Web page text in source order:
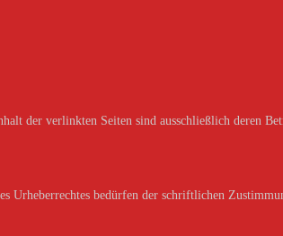
der verlinkten Seiten sind ausschließlich deren
Urheberrechtes bedürfen der schriftlichen